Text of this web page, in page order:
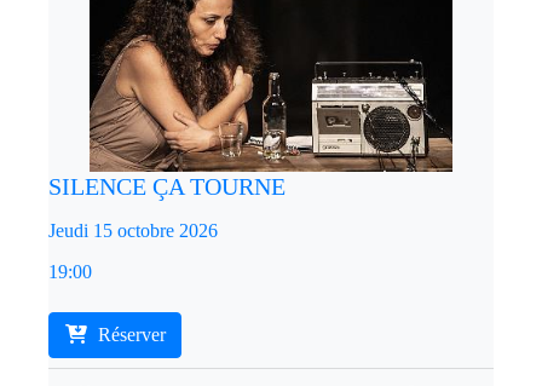
SILENCE ÇA TOURNE
Jeudi 15 octobre 2026
19:00
Réserver